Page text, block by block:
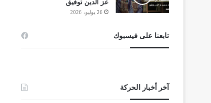
عز الدين توفيق
26 يوليو، 2026
تابعنا على فيسبوك
آخر أخبار الحركة